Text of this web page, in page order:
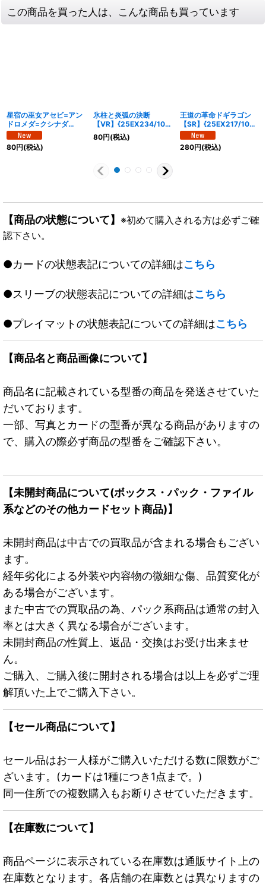
この商品を買った人は、こんな商品も買っています
星宿の巫女アセビ=アン
ドロメダ=クシナダ
【VR】{25EX239/105}
《多》
80円(税込)
氷柱と炎弧の決断
【VR】{25EX234/105}
《多》
80円(税込)
王道の革命ドギラゴン
【SR】{25EX217/105}
《多》
280円(税込)
【商品の状態について】 ※初めて購入される方は必ずご確
認下さい。
●カードの状態表記についての詳細はこちら
●スリーブの状態表記についての詳細はこちら
●プレイマットの状態表記についての詳細はこちら
【商品名と商品画像について】
商品名に記載されている型番の商品を発送させていた
だいております。
一部、写真とカードの型番が異なる商品がありますの
で、購入の際必ず商品の型番をご確認下さい。
【未開封商品について(ボックス・パック・ファイル
系などのその他カードセット商品)】
未開封商品は中古での買取品が含まれる場合もござい
ます。
経年劣化による外装や内容物の微細な傷、品質変化が
ある場合がございます。
また中古での買取品の為、パック系商品は通常の封入
率とは大きく異なる場合がございます。
未開封商品の性質上、返品・交換はお受け出来ませ
ん。
ご購入、ご購入後に開封される場合は以上を必ずご理
解頂いた上でご購入下さい。
【セール商品について】
セール品はお一人様がご購入いただける数に限数がご
ざいます。(カードは1種につき1点まで。)
同一住所での複数購入もお断りさせていただきます。
【在庫数について】
商品ページに表示されている在庫数は通販サイト上の
在庫数となります。各店舗の在庫数とは異なりますの